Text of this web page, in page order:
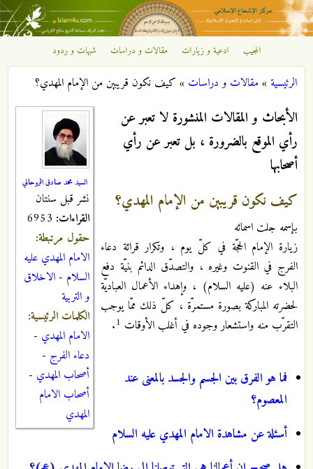
تجاوز إلى المحتوى الرئيسي
مركز
الإشعاع
الإسلامي
المجيب ادعية و زيارات مقالات و دراسات شبهات و ردود
أنت هنا
الرئيسية»مقالات و دراسات » كيف نكون قريبين من الإمام المهدي؟
السيد محمد صادق الروحاني
نشر قبل سنتان
القراءات:
حقول مرتبطة:
الامام المهدي عليه
السلام - الاخلاق
و التربية
الكلمات الرئيسية:
الامام المهدي -
دعاء الفرج -
أصحاب المهدي -
أصحاب الامام
المهدي
الأبحاث و المقالات المنشورة لا تعبر عن
رأي الموقع بالضرورة ، بل تعبر عن رأي
أصحابها
كيف نكون قريبين من الإمام المهدي؟
بإسمه جلت اسمائه
زيارة الإمام الحجّة في كلّ يوم ، وتكرار قرائة دعاء
الفرج في القنوت وغيره ، والتصدّق الدائم بنيّة دفع
البلاء عنه (عليه السلام) ، وإهداء الأعمال العباديّة
لحضرته المباركة بصورة مستمرّة ، كلّ ذلك ممّا يوجب
التقرّب منه واستشعار وجوده في أغلب الأوقات 1
.
فما هو الفرق بين الجسم والجسد بالمعنى عند
المعصوم؟
أسئلة عن مشاهدة الامام المهدي عليه السلام